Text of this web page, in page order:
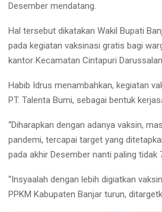
Desember mendatang.
Hal tersebut dikatakan Wakil Bupati
pada kegiatan vaksinasi gratis bagi
kantor Kecamatan Cintapuri
Habib Idrus menambahkan, kegiatan
PT. Talenta Bumi, sebagai bentuk
“Diharapkan dengan adanya vaksin,
pandemi, tercapai target yang
pada akhir Desember nanti paling tidak
“Insyaalah dengan lebih digiatkan
PPKM Kabupaten Banjar turun,